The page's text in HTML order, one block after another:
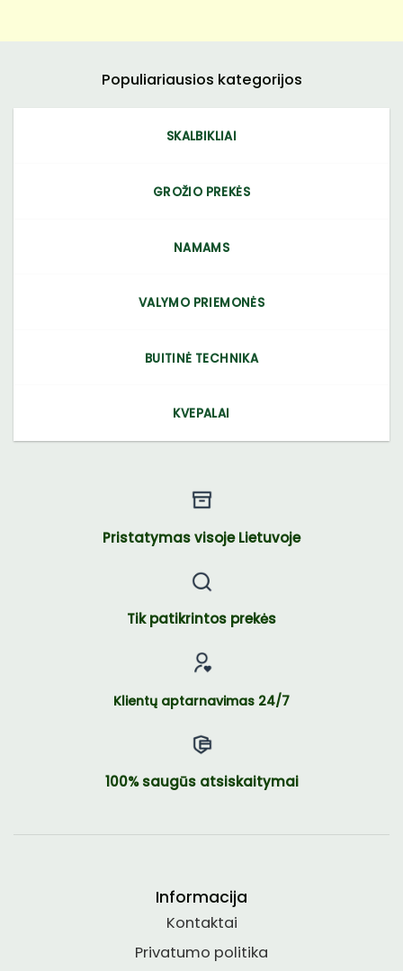
Populiariausios kategorijos
SKALBIKLIAI
GROŽIO PREKĖS
NAMAMS
VALYMO PRIEMONĖS
BUITINĖ TECHNIKA
KVEPALAI
Pristatymas visoje Lietuvoje
Tik patikrintos prekės
Klientų aptarnavimas 24/7
100% saugūs atsiskaitymai
Informacija
Kontaktai
Privatumo politika